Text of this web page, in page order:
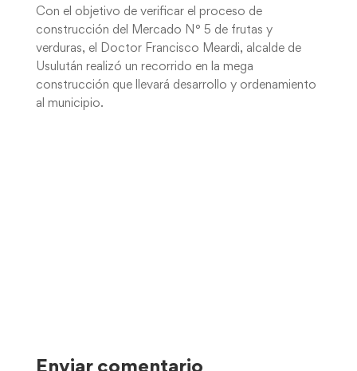
Con el objetivo de verificar el proceso de
construcción del Mercado N° 5 de frutas y
verduras, el Doctor Francisco Meardi, alcalde de
Usulután realizó un recorrido en la mega
construcción que llevará desarrollo y ordenamiento
al municipio.